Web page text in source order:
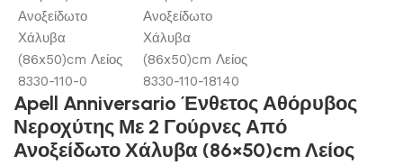
Apell Anniversario Ένθετος Αθόρυβος
Νεροχύτης Με 2 Γούρνες Από
Ανοξείδωτο Χάλυβα (86×50)cm Λείος